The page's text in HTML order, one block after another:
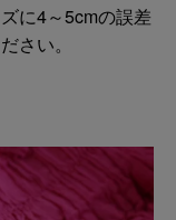
に4～5cmの誤差
さい。